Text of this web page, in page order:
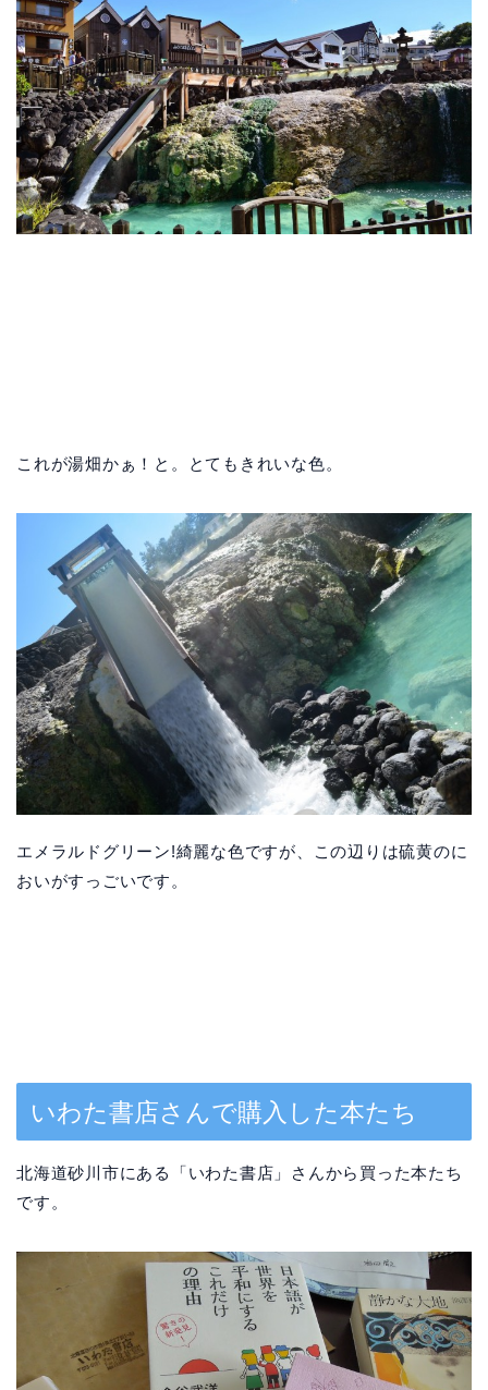
これが湯畑かぁ！と。とてもきれいな色。
エメラルドグリーン!綺麗な色ですが、この辺りは硫黄のに
おいがすっごいです。
いわた書店さんで購入した本たち
北海道砂川市にある「いわた書店」さんから買った本たち
です。